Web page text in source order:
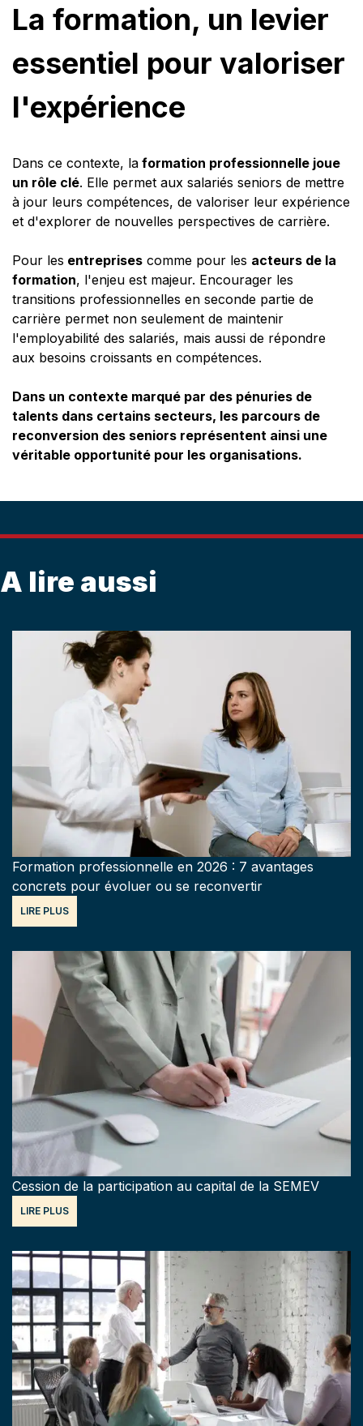
La formation, un levier
essentiel pour valoriser
l'expérience
Dans ce contexte, la formation professionnelle joue
un rôle clé. Elle permet aux salariés seniors de mettre
à jour leurs compétences, de valoriser leur expérience
et d'explorer de nouvelles perspectives de carrière.
Pour les entreprises comme pour les acteurs de la
formation, l'enjeu est majeur. Encourager les
transitions professionnelles en seconde partie de
carrière permet non seulement de maintenir
l'employabilité des salariés, mais aussi de répondre
aux besoins croissants en compétences.
Dans un contexte marqué par des pénuries de
talents dans certains secteurs, les parcours de
reconversion des seniors représentent ainsi une
véritable opportunité pour les organisations.
A lire aussi
Formation professionnelle en 2026 : 7 avantages
concrets pour évoluer ou se reconvertir
LIRE PLUS
Cession de la participation au capital de la SEMEV
LIRE PLUS